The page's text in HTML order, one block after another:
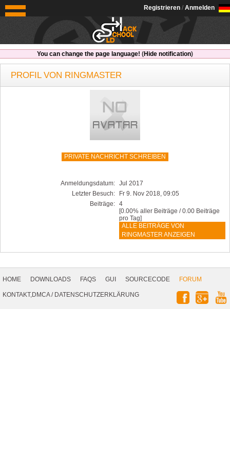
OldSchoolHack
Registrieren / Anmelden
You can change the page language! (Hide notification)
PROFIL VON RINGMASTER
PRIVATE NACHRICHT SCHREIBEN
Anmeldungsdatum: Jul 2017
Letzter Besuch:
Fr 9. Nov 2018, 09:05
Beiträge: 4
[0.00% aller Beiträge / 0.00 Beiträge
pro Tag]
ALLE BEITRÄGE VON
RINGMASTER ANZEIGEN
Navigation
HOME DOWNLOADS FAQS GUI SOURCECODE
FORUM
KONTAKT,DMCA/ DATENSCHUTZERKLÄRUNG